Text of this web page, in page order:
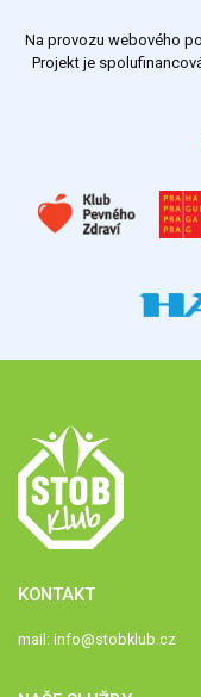
Výsledky
Na provozu webového
Projekt je
KONTAKT
mail: info@stobklub.cz